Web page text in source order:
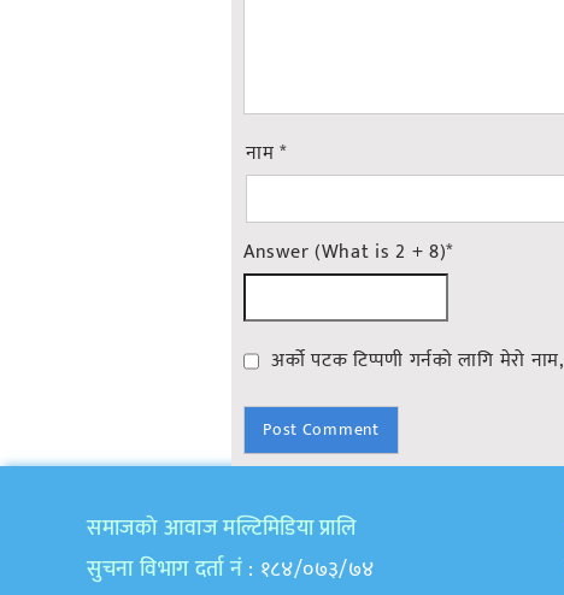
नाम*
Answer (What is 2 + 8)*
अर्को पटक टिप्पणी गर्नको लागि मेरो
समाजकाे आवाज मल्टिमिडिया प्रालि
सुचना विभाग दर्ता नं : १८४/०७३/७४